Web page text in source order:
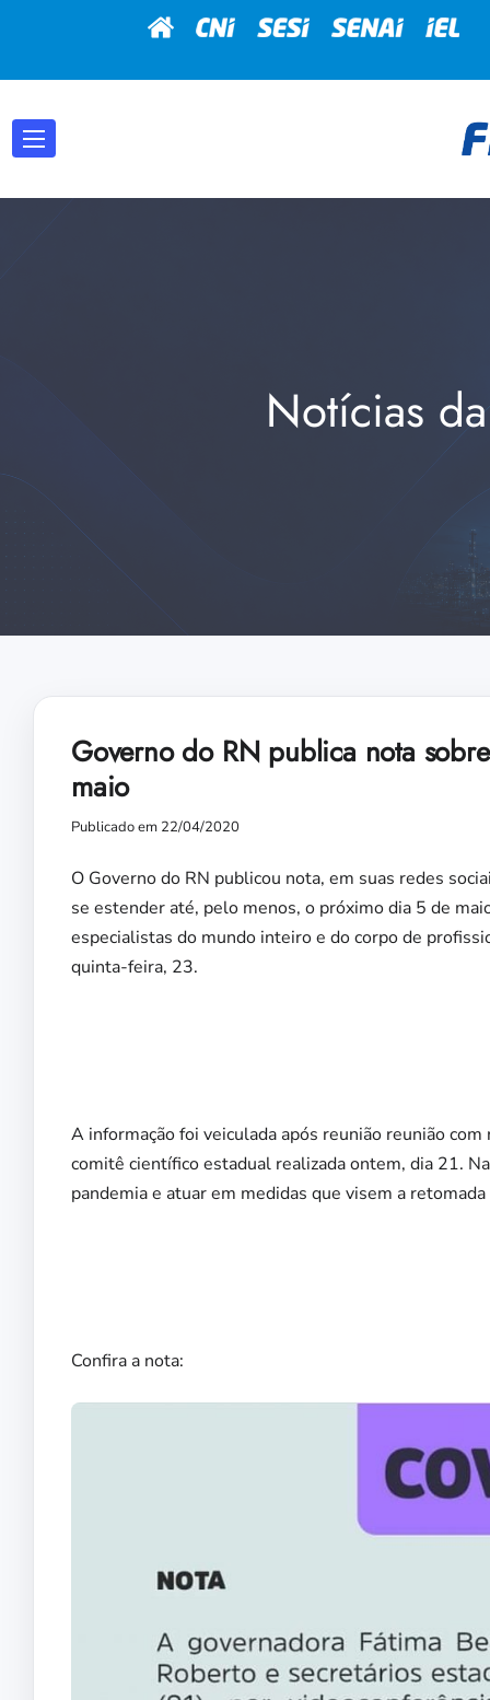
Notícias
Governo do RN publica nota
maio
Publicado em 22/04/2020
O Governo do RN publicou nota, em suas redes
se estender até, pelo menos, o próximo dia 5 de
especialistas do mundo inteiro e do corpo de
quinta-feira, 23.
A informação foi veiculada após reunião reunião
comitê científico estadual realizada ontem, dia 21.
pandemia e atuar em medidas que visem a
Confira a nota: